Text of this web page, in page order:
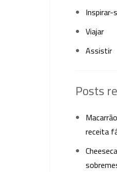
Inspirar-
Viajar
Assistir
Posts
receita